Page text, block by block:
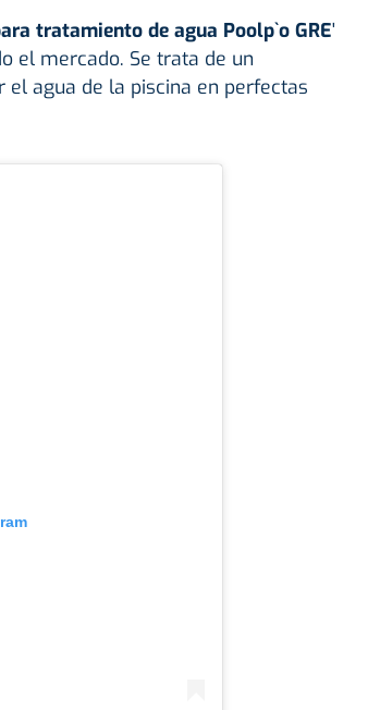
tratamiento de agua Poolp`o GRE'
el mercado. Se trata de un
el agua de la piscina en perfectas